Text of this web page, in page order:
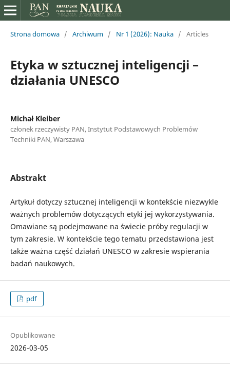
Strona domowa / Archiwum / Nr 1 (2026): Nauka / Articles
Etyka w sztucznej inteligencji –
działania UNESCO
Michał Kleiber
członek rzeczywisty PAN, Instytut Podstawowych Problemów
Techniki PAN, Warszawa
Abstrakt
Artykuł dotyczy sztucznej inteligencji w kontekście niezwykle
ważnych problemów dotyczących etyki jej wykorzystywania.
Omawiane są podejmowane na świecie próby regulacji w
tym zakresie. W kontekście tego tematu przedstawiona jest
także ważna część działań UNESCO w zakresie wspierania
badań naukowych.
pdf
Opublikowane
2026-03-05